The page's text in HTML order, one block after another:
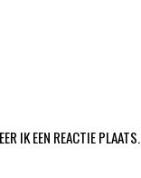
IK EEN REACTIE PLAATS.